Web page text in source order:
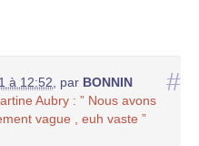
#
à 12:52 par BONNIN
Aubry : ” Nous avons
vague , euh vaste ”